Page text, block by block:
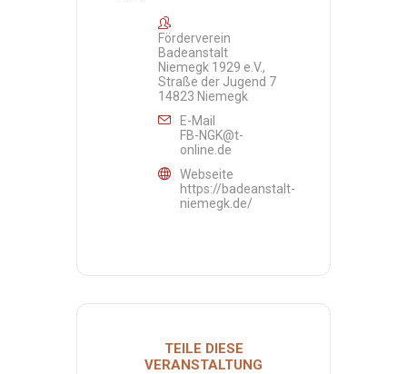
Förderverein
Badeanstalt
Niemegk 1929 e.V.,
Straße der Jugend 7
14823 Niemegk
E-Mail
FB-NGK@t-
online.de
Webseite
https://badeanstalt-
niemegk.de/
TEILE DIESE
VERANSTALTUNG